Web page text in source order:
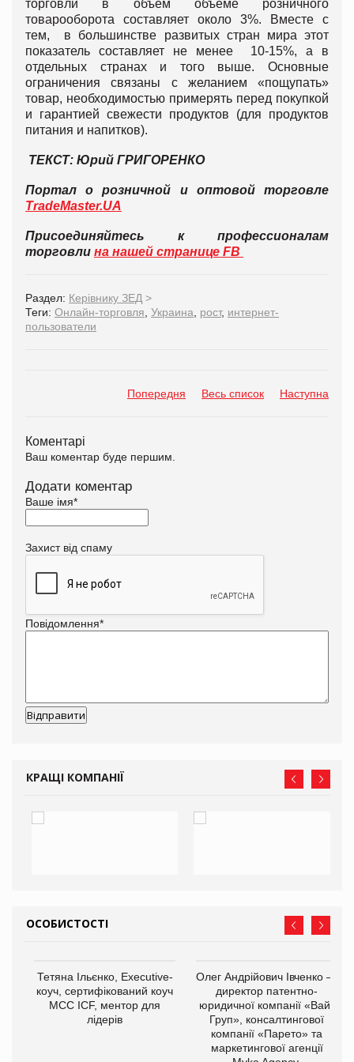
торговли в объем объеме розничного
товарооборота составляет около 3%. Вместе с
тем, в большинстве развитых стран мира этот
показатель составляет не менее 10-15%, а в
отдельных странах и того выше. Основные
ограничения связаны с желанием «пощупать»
товар, необходимостью примерять перед покупкой
и гарантией свежести продуктов (для продуктов
питания и напитков).
ТЕКСТ: Юрий ГРИГОРЕНКО
Портал о розничной и оптовой торговле
TradeMaster.UA
Присоединяйтесь к профессионалам
торговли на нашей странице FB
Раздел: Керівнику ЗЕД >
Теги: Онлайн-торговля Украина рост, интернет-
пользователи
Попередня Весь список Наступна
Коментарі
Ваш коментар буде першим.
Додати коментар
Ваше імя*
Захист від спаму
Повідомлення*
КРАЩІ КОМПАНІЇ
ОСОБИСТОСТІ
Тетяна Ільєнко, Executive-
коуч, сертифікований коуч
МСС ICF, ментор для
лідерів
Олег Андрійович Івченко —
директор патентно-
юридичної компанії «Вайз
Груп», консалтингової
компанії «Парето» та
маркетингової агенції